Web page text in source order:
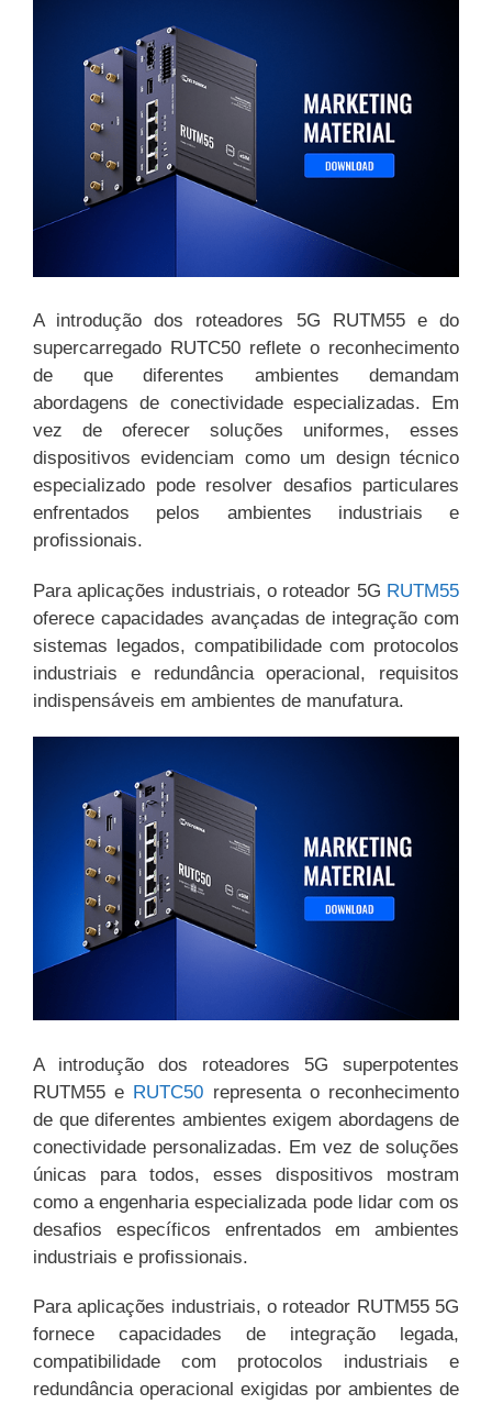
A introdução dos roteadores 5G RUTM55 e do
supercarregado RUTC50 reflete o reconhecimento
de que diferentes ambientes demandam
abordagens de conectividade especializadas. Em
vez de oferecer soluções uniformes, esses
dispositivos evidenciam como um design técnico
especializado pode resolver desafios particulares
enfrentados pelos ambientes industriais e
profissionais.
Para aplicações industriais, o roteador 5G RUTM55
oferece capacidades avançadas de integração com
sistemas legados, compatibilidade com protocolos
industriais e redundância operacional, requisitos
indispensáveis em ambientes de manufatura.
A introdução dos roteadores 5G superpotentes
RUTM55 e RUTC50 representa o reconhecimento
de que diferentes ambientes exigem abordagens de
conectividade personalizadas. Em vez de soluções
únicas para todos, esses dispositivos mostram
como a engenharia especializada pode lidar com os
desafios específicos enfrentados em ambientes
industriais e profissionais.
Para aplicações industriais, o roteador RUTM55 5G
fornece capacidades de integração legada,
compatibilidade com protocolos industriais e
redundância operacional exigidas por ambientes de